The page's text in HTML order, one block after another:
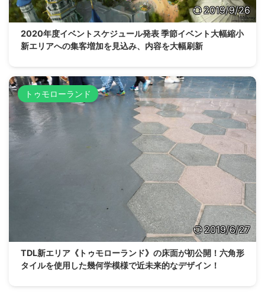
2019/9/26
2020年度イベントスケジュール発表 季節イベント大幅縮小
新エリアへの集客増加を見込み、内容を大幅刷新
トゥモローランド
2019/6/27
TDL新エリア《トゥモローランド》の床面が初公開！六角形
タイルを使用した幾何学模様で近未来的なデザイン！